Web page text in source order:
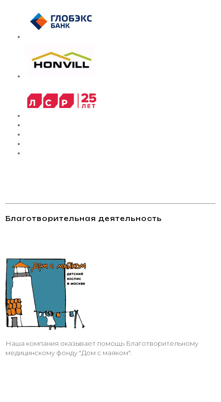
Благотворительная деятельность
Наша компания оказывает помощь Благотворительному
медицинскому фонду "Дом с маяком".